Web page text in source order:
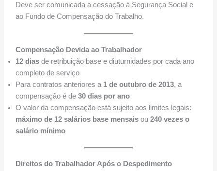
Deve ser comunicada a cessação à Segurança Social e
ao Fundo de Compensação do Trabalho.
Compensação Devida ao Trabalhador
12 diasde retribuição base e diuturnidades por cada ano
completo de serviço
Para contratos anteriores a 1 de outubro de 2013, a
compensação é de 30 dias por ano
O valor da compensação está sujeito aos limites legais:
máximo de 12 salários base mensaisou 240 vezes o
salário mínimo
Direitos do Trabalhador Após o Despedimento